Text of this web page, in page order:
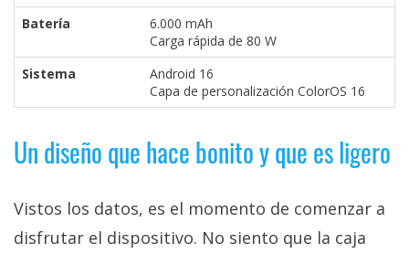
Batería
6.000 mAh
Carga rápida de 80 W
Sistema
Android 16
Capa de personalización ColorOS 16
Un diseño que hace bonito y que es ligero
Vistos los datos, es el momento de comenzar a
disfrutar el dispositivo. No siento que la caja